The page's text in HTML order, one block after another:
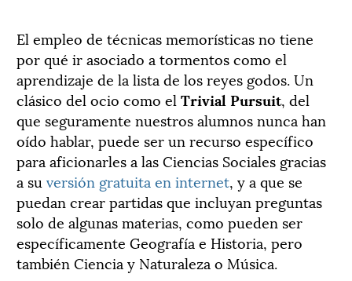
El empleo de técnicas memorísticas no tiene
por qué ir asociado a tormentos como el
aprendizaje de la lista de los reyes godos. Un
clásico del ocio como el Trivial Pursuit, del
que seguramente nuestros alumnos nunca han
oído hablar, puede ser un recurso específico
para aficionarles a las Ciencias Sociales gracias
a su versión gratuita en internet, y a que se
puedan crear partidas que incluyan preguntas
solo de algunas materias, como pueden ser
específicamente Geografía e Historia, pero
también Ciencia y Naturaleza o Música.